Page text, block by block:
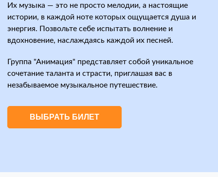
Их музыка — это не просто мелодии, а настоящие
истории, в каждой ноте которых ощущается душа и
энергия. Позвольте себе испытать волнение и
вдохновение, наслаждаясь каждой их песней.
Группа "Анимация" представляет собой уникальное
сочетание таланта и страсти, приглашая вас в
незабываемое музыкальное путешествие.
ВЫБРАТЬ БИЛЕТ